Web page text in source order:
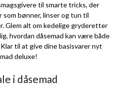
til smarte tricks, der
som bønner, linser og tun til
Glem alt om kedelige gryderetter
hvordan dåsemad kan være både
til at give dine basisvarer nyt
deluxe!
i dåsemad